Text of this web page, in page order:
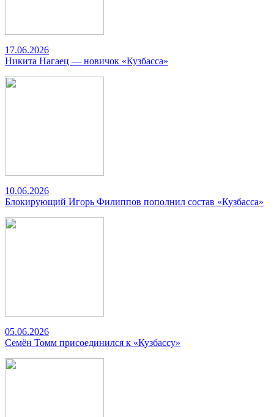
17.06.2026
Никита Нагаец — новичок «Кузбасса»
10.06.2026
Блокирующий Игорь Филиппов пополнил состав «Кузбасса»
05.06.2026
Семён Томм присоединился к «Кузбассу»